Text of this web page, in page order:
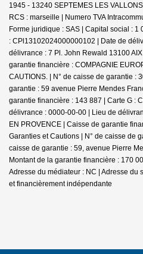
1945 - 13240 SEPTEMES LES
RCS : marseille | Numero TVA
Forme juridique : SAS | Capital social : 1
: CPl13102024000000102 | Date de
délivrance : 7 Pl. John Rewald 13100
garantie financière : COMPAGNIE
CAUTIONS. | N° de caisse de garantie :
garantie : 59 avenue Pierre Mendes
garantie financière : 143 887 | Carte G :
délivrance : 0000-00-00 | Lieu de
EN PROVENCE | Caisse de garantie
Garanties et Cautions | N° de caisse de
caisse de garantie : 59, avenue Pierre
Montant de la garantie financière : 170
Adresse du médiateur : NC | Adresse du
et financièrement indépendante